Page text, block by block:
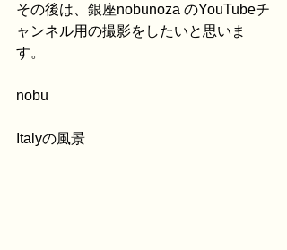
その後は、銀座nobunoza のYouTubeチ
ャンネル用の撮影をしたいと思いま
す。
nobu
Italyの風景